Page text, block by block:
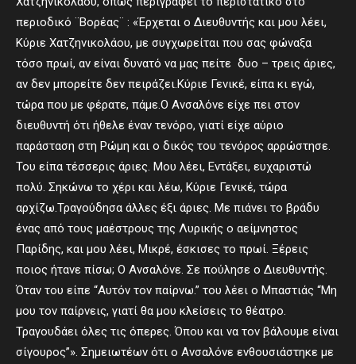
περιοδικό ¨Βορέας¨ : «Έρχεται ο Διευθυντής και μου λέει,
Κύριε Χατζηνικολάου, με συγχωρείται που σας φώναξα
τόσο πρωί, αν είναι δυνατό να μας πείτε δυο – τρεις άριες,
αν δεν μπορείτε δεν πειράζει.Κύριε Γενικέ, είπα κι εγώ,
τώρα που με φέρατε, πάμε.Ο Ανσαλόνε είχε πει στον
διευθυντή ότι ήθελε έναν τενόρο, γιατί είχε αύριο
παράσταση στη Ρώμη και ο δικός του τενόρος αρρώστησε.
Του είπα τέσσερις άριες. Μου λέει, Εντάξει, ευχαριστώ
πολύ. Σηκώνω το χέρι και λέω, Κύριε Γενικέ, τώρα
αρχίζω.Τραγούδησα άλλες έξι άριες. Με πιάνει το βράδυ
ένας από τους μαέστρους της Λυρικής ο αείμνηστος
Παρίδης, και μου λέει, Μικρέ, έσκισες το πρωί. Ξέρεις
ποιος ήτανε πίσω; Ο Ανσαλόνε. Σε πούλησε ο Διευθυντής.
Όταν του είπε “Αυτόν τον παίρνω.” του λέει ο Μπαστιάς “Μη
μου τον παίρνεις, γιατί θα μου κλείσεις το θέατρο.
Τραγουδάει όλες τις όπερες. Όπου και να τον βάλουμε είναι
σίγουρος”». Σημειωτέων ότι ο Ανσαλόνε ενθουσιάστηκε με